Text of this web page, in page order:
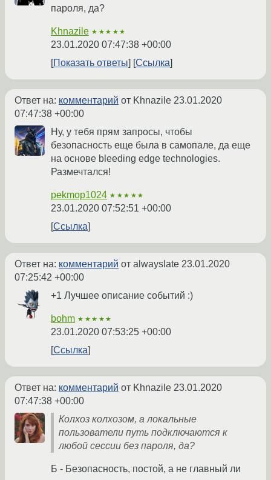
пароля, да?
Khnazile ★★★★★
23.01.2020 07:47:38 +00:00
Показать ответы
Ссылка
Ответ на: комментарий от Khnazile 23.01.2020
07:47:38 +00:00
Ну, у тебя прям запросы, чтобы
безопасность еще была в самопале, да еще
на основе bleeding edge technologies.
Размечтался!
pekmop1024 ★★★★★
23.01.2020 07:52:51 +00:00
Ссылка
Ответ на: комментарий от alwayslate 23.01.2020
07:25:42 +00:00
+1 Лучшее описание событий :)
bohm ★★★★★
23.01.2020 07:53:25 +00:00
Ссылка
Ответ на: комментарий от Khnazile 23.01.2020
07:47:38 +00:00
Колхоз колхозом, а локальные
пользователи путь подключаются к
любой сессии без пароля, да?
Б - Безопасность, постой, а не главный ли